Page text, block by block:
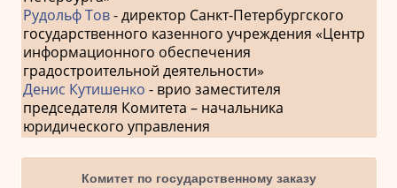
Рудольф Тов- директор Санкт-Петербургского
государственного казенного учреждения «Центр
информационного обеспечения
градостроительной деятельности»
Денис Кутишенко - врио заместителя
председателя Комитета – начальника
юридического управления
Комитет по государственному заказу